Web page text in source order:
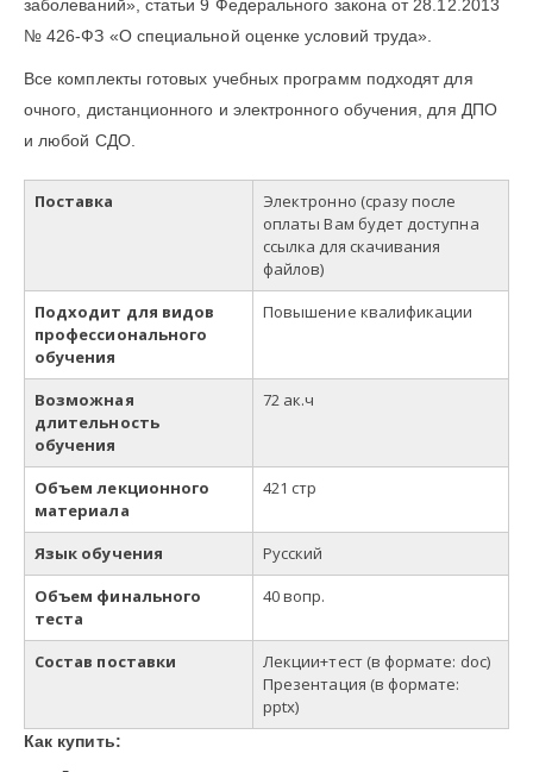
заболеваний», статьи 9 Федерального закона от 28.12.2013
№ 426-ФЗ «О специальной оценке условий труда».
Все комплекты готовых учебных программ подходят для
очного, дистанционного и электронного обучения, для ДПО
и любой СДО.
Поставка
Электронно (сразу после
оплаты Вам будет доступна
ссылка для скачивания
файлов)
Подходит для видов
профессионального
обучения
Повышение квалификации
Возможная
длительность
обучения
72 ак.ч
Объем лекционного
материала
421 стр
Язык обучения
Русский
Объем финального
теста
40 вопр.
Состав поставки Лекции+тест (в формате: doc)
Презентация (в формате:
pptx)
Как купить: